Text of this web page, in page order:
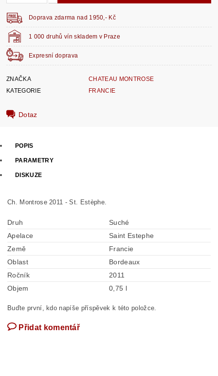
1 000 druhů vín skladem v Praze
Expresní doprava
Doprava zdarma nad 1950,- Kč
ZNAČKA
CHATEAU MONTROSE
KATEGORIE
FRANCIE
Dotaz
POPIS
PARAMETRY
DISKUZE
Ch. Montrose 2011 - St. Estèphe.
Druh
Suché
Apelace
Saint Estephe
Země
Francie
Oblast
Bordeaux
Ročník
2011
Objem
0,75 l
Buďte první, kdo napíše příspěvek k této položce.
Přidat komentář